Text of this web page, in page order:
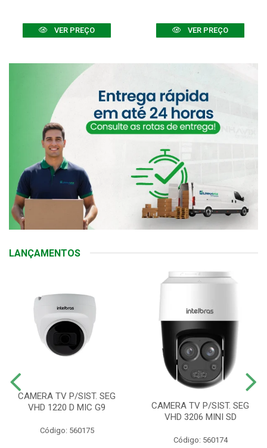
VER PREÇO VER PREÇO
LANÇAMENTOS
CAMERA TV P/SIST. SEG
VHD 1220 D MIC G9
Código: 560175
CAMERA TV P/SIST. SEG
VHD 3206 MINI SD
Código: 560174